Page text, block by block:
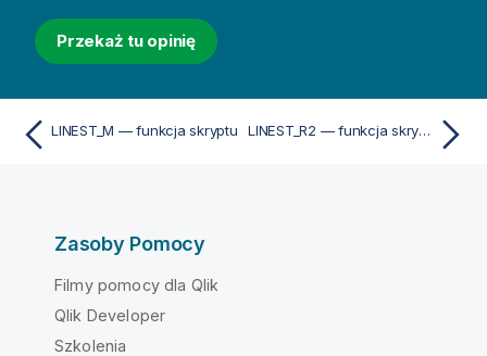
Przekaż tu opinię
LINEST_M — funkcja skryptu LINEST_R2 — funkcja skryptu
Zasoby Pomocy
Filmy pomocy dla Qlik
Qlik Developer
Szkolenia